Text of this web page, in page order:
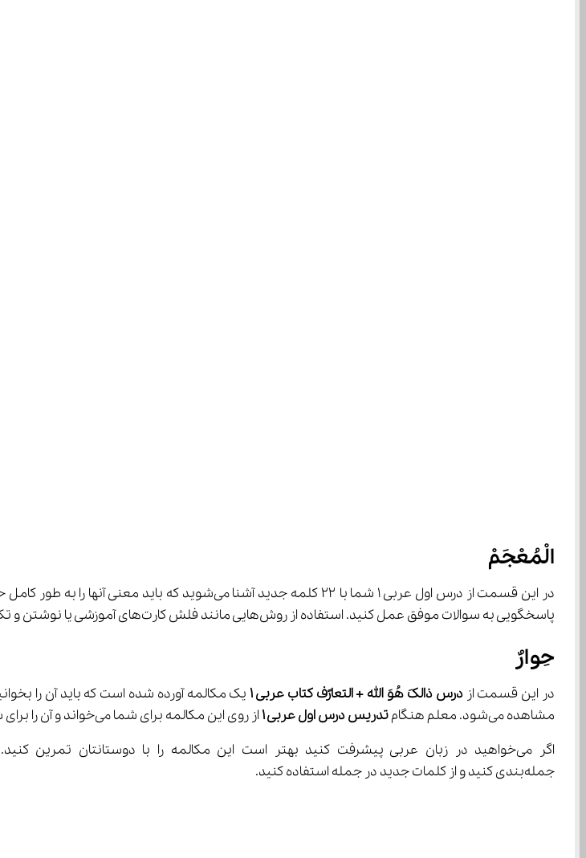
الْمُعْجَمْ
در این قسمت از درس اول عربی ۱ شما با ۲۲ کلمه جدید
پاسخگویی به سوالات موفق عمل کنید. استفاده از روش‌هایی مانند فلش کارت‌های آموزشی یا نوشتن و تکرار کردن برای حفظ لغات بسیار مفید است.
حِوارٌ
در این قسمت از درس ذالکَ هُوَ الله + التعارًف کتاب عربی ۱
مشاهده می‌شود. معلم هنگام
تدریس درس اول عربی ۱ از روی این مکالمه برای شما می‌خواند و آن را برای شما ترجمه می‌کند.
جمله‌بندی کنید و از کلمات جدید در جمله استفاده کنید.